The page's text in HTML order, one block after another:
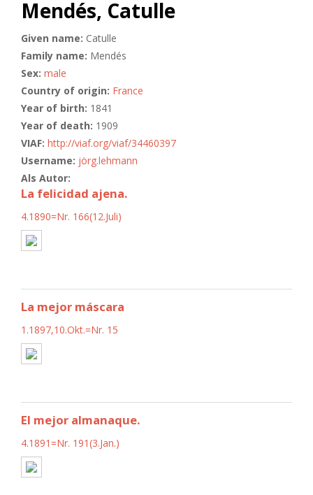
Mendés, Catulle
Given name: Catulle
Family name: Mendés
Sex: male
Country of origin: France
Year of birth: 1841
Year of death: 1909
VIAF: http://viaf.org/viaf/34460397
Username: jörg.lehmann
Als Autor:
La felicidad ajena.
4.1890=Nr. 166(12.Juli)
La mejor máscara
1.1897,10.Okt.=Nr. 15
El mejor almanaque.
4.1891=Nr. 191(3.Jan.)